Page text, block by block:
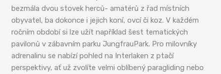
bezmála dvou stovek herců- amatérů z řad místních
obyvatel, ba dokonce i jejich koní, ovcí či koz. V každém
ročním období si lze užít například šest tematických
pavilonů v zábavním parku JungfrauPark. Pro milovníky
adrenalinu se nabízí pohled na Interlaken z ptačí
perspektivy, ať už zvolíte velmi oblíbený paragliding nebo